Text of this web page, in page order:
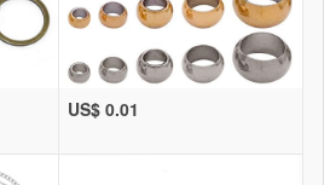
US$ 0.01